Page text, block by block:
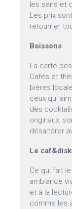
les sens et
Les prix
retourner
Boissons
La carte
Cafés et
bières
ceux qui
des
originaux,
désaltérer
Le
Ce qui fait
ambiance
et à la
comme les